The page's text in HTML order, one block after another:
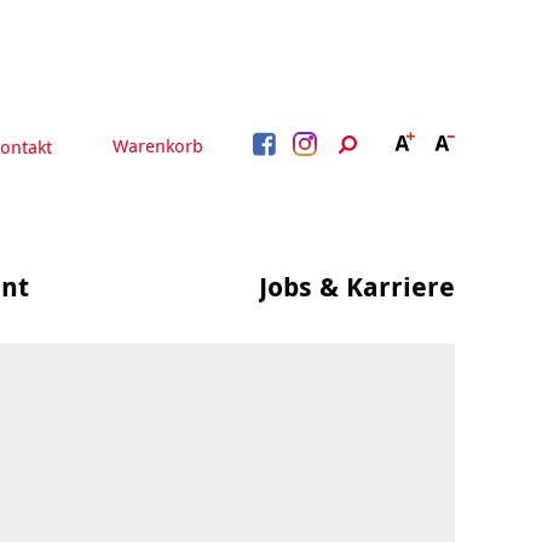
Warenkorb
Jobs & Karriere